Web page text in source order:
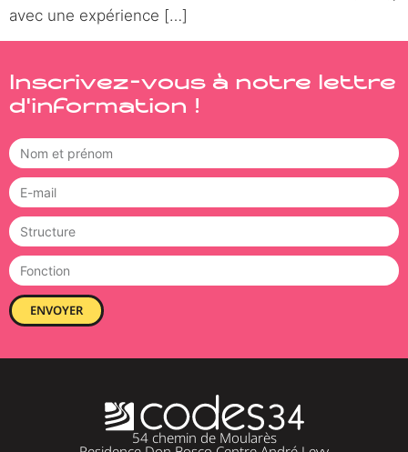
avec une expérience […]
Inscrivez-vous à notre lettre
d'information !
ENVOYER
54 chemin de Moularès